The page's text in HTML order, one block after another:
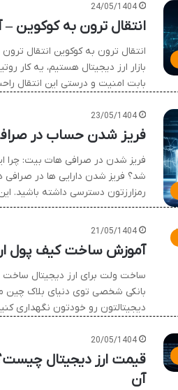
24/05/1404
انتقال ترون به کوکوین
بازار ارز دیجیتال هستیم، یه کار
بابت امنیت و درستی این انتقال
23/05/1404
فریز شدن حساب در
فریز شدن در صرافی هات بیت: چرا
شد؟ فریز شدن دارایی ها در
رمزارزتون دسترسی داشته باشید.
21/05/1404
آموزش ساخت کیف پول
ساخت ولت برای ارز دیجیتال
بانکی شخصی توی دنیای بلاک چین
دیجیتالتون رو خودتون نگهداری
20/05/1404
قیمت ارز دیجیتال
آن